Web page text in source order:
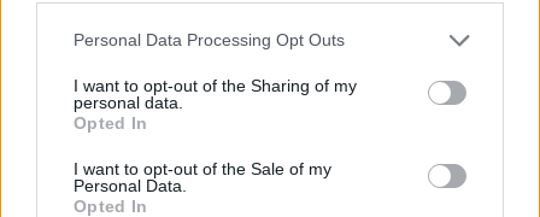
Personal Data Processing Opt Outs
I want to opt-out of the Sharing of my
personal data.
Opted In
I want to opt-out of the Sale of my
Personal Data.
Opted In
Vaddisznó szaladt le a budapesti
metróba, felszállt az egyik kocsira,
majd kilőtték – videóval